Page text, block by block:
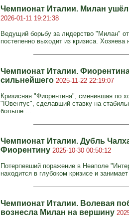
Чемпионат Италии. Милан
2026-01-11 19:21:38
Ведущий борьбу за лидерство "Милан"
постепенно выходит из кризиса.
Чемпионат Италии.
сильнейшего 2025-11-22 22:19:07
Кризисная "Фиорентина", сменившая по
"Ювентус", сделавший ставку на
больше ...
Чемпионат Италии. Дубль
Фиорентину 2025-10-30 00:50:12
Потерпевший поражение в Неаполе
находится в глубоком кризисе и
Чемпионат Италии. Волевая
вознесла Милан на вершину